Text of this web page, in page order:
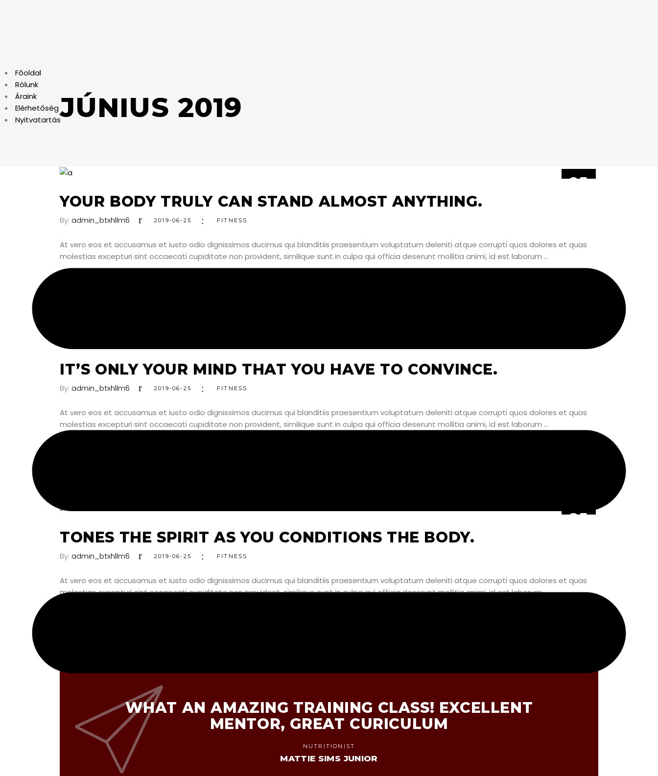
Főoldal
Rólunk
Áraink
Elérhetőség
NyitvatartásJÚNIUS 2019
25
YOUR BODY TRULY CAN STAND ALMOST ANYTHING.
By: admin_btxhllm6 2019-06-25 FITNESS
At vero eos et accusamus et iusto odio dignissimos ducimus qui blanditiis praesentium voluptatum deleniti atque corrupti quos dolores et quas
molestias excepturi sint occaecati cupiditate non provident, similique sunt in culpa qui officia deserunt mollitia animi, id est laborum
25
IT’S ONLY YOUR MIND THAT YOU HAVE TO CONVINCE.
By: admin_btxhllm6 2019-06-25 FITNESS
At vero eos et accusamus et iusto odio dignissimos ducimus qui blanditiis praesentium voluptatum deleniti atque corrupti quos dolores et quas
molestias excepturi sint occaecati cupiditate non provident, similique sunt in culpa qui officia deserunt mollitia animi, id est laborum
25
TONES THE SPIRIT AS YOU CONDITIONS THE BODY.
By: admin_btxhllm6 2019-06-25 FITNESS
At vero eos et accusamus et iusto odio dignissimos ducimus qui blanditiis praesentium voluptatum deleniti atque corrupti quos dolores et quas
molestias excepturi sint occaecati cupiditate non provident, similique sunt in culpa qui officia deserunt mollitia animi, id est laborum
WHAT AN AMAZING TRAINING CLASS! EXCELLENT
MENTOR, GREAT CURICULUM
NUTRITIONIST
MATTIE SIMS JUNIOR